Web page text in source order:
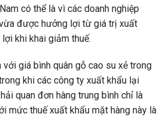
có thể là vì các doanh nghiệp
được hưởng lợi từ giá trị xuất
khi khai giảm thuế.
với giá bình quân gỗ cao su xẻ trong
khi các công ty xuất khẩu lại
quan đơn hàng trung bình chỉ là
mức thuế xuất khẩu mặt hàng này là